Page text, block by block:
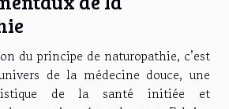
du principe de naturopathie, c’est
de la médecine douce, une
de la santé initiée et